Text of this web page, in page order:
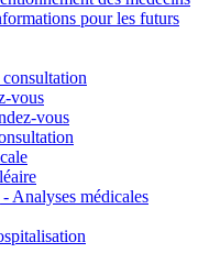
pour les futurs
vous
vous
- Analyses médicales